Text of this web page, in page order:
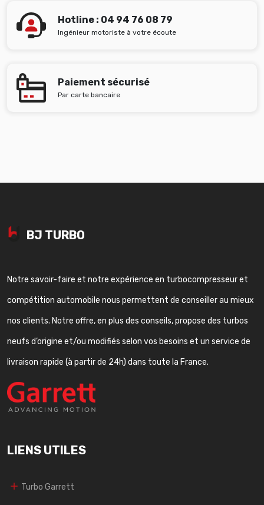
Hotline : 04 94 76 08 79
Ingénieur motoriste à votre écoute
Paiement sécurisé
Par carte bancaire
BJ TURBO
Notre savoir-faire et notre expérience en turbocompresseur et
compétition automobile nous permettent de conseiller au mieux
nos clients. Notre offre, en plus des conseils, propose des turbos
neufs d’origine et/ou modifiés selon vos besoins et un service de
livraison rapide (à partir de 24h) dans toute la France.
LIENS UTILES
Turbo Garrett